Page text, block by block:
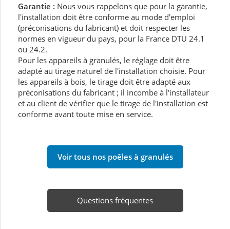
Garantie : Nous vous rappelons que pour la garantie,
l'installation doit être conforme au mode d'emploi
(préconisations du fabricant) et doit respecter les
normes en vigueur du pays, pour la France DTU 24.1
ou 24.2.
Pour les appareils à granulés, le réglage doit être
adapté au tirage naturel de l'installation choisie. Pour
les appareils à bois, le tirage doit être adapté aux
préconisations du fabricant ; il incombe à l'installateur
et au client de vérifier que le tirage de l'installation est
conforme avant toute mise en service.
Voir tous nos poêles à granulés
Questions fréquentes